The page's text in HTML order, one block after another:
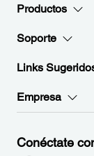
Productos
Soporte
Links
Empresa
Conéctate